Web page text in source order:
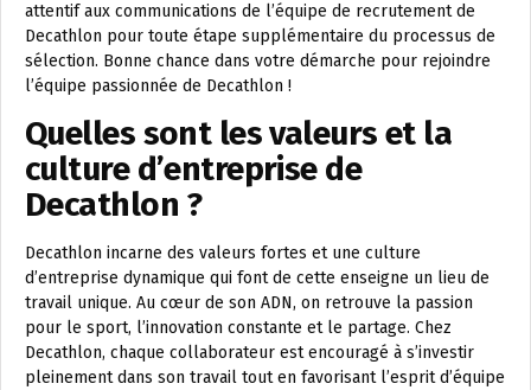
attentif aux communications de l’équipe de recrutement de
Decathlon pour toute étape supplémentaire du processus de
sélection. Bonne chance dans votre démarche pour rejoindre
l’équipe passionnée de Decathlon !
Quelles sont les valeurs et la
culture d’entreprise de
Decathlon ?
Decathlon incarne des valeurs fortes et une culture
d’entreprise dynamique qui font de cette enseigne un lieu de
travail unique. Au cœur de son ADN, on retrouve la passion
pour le sport, l’innovation constante et le partage. Chez
Decathlon, chaque collaborateur est encouragé à s’investir
pleinement dans son travail tout en favorisant l’esprit d’équipe